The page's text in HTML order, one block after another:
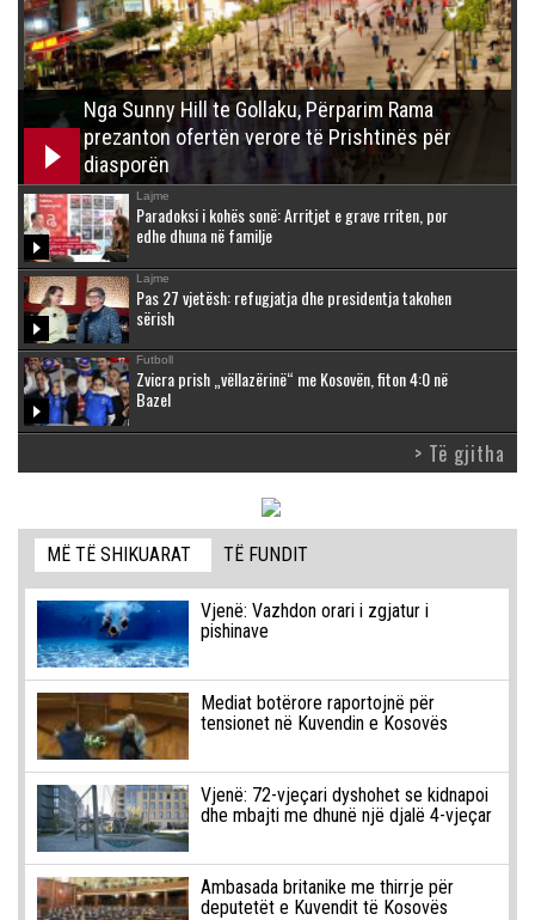
Nga Sunny Hill te Gollaku, Përparim Rama
prezanton ofertën verore të Prishtinës për
diasporën
Lajme
Paradoksi i kohës sonë: Arritjet e grave rriten, por
edhe dhuna në familje
Lajme
Pas 27 vjetësh: refugjatja dhe presidentja takohen
sërish
Futboll
Zvicra prish „vëllazërinë“ me Kosovën, fiton 4:0 në
Bazel
> Të gjitha
MË TË SHIKUARAT TË FUNDIT
Vjenë: Vazhdon orari i zgjatur i
pishinave
Mediat botërore raportojnë për
tensionet në Kuvendin e Kosovës
Vjenë: 72-vjeçari dyshohet se kidnapoi
dhe mbajti me dhunë një djalë 4-vjeçar
Ambasada britanike me thirrje për
deputetët e Kuvendit të Kosovës